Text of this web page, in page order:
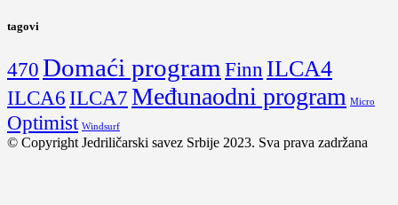
tagovi
470Domaći program Finn ILCA4
ILCA6ILCA7Međunaodni program Micro
Optimist Windsurf
© Copyright Jedriličarski savez Srbije 2023. Sva prava zadržana